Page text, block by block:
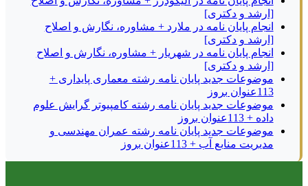
[ارشد و دکتری]
انجام پایان نامه در ملارد + مشاوره، نگارش و اصلاح
[ارشد و دکتری]
انجام پایان نامه در شهریار + مشاوره، نگارش و اصلاح
[ارشد و دکتری]
موضوعات جدید پایان نامه رشته معماری پایداری +
113عنوان بروز
موضوعات جدید پایان نامه رشته کامپیوتر گرایش علوم
داده + 113عنوان بروز
موضوعات جدید پایان نامه رشته عمران مهندسی و
مدیریت منابع آب + 113عنوان بروز